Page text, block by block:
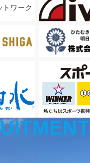
トワーク